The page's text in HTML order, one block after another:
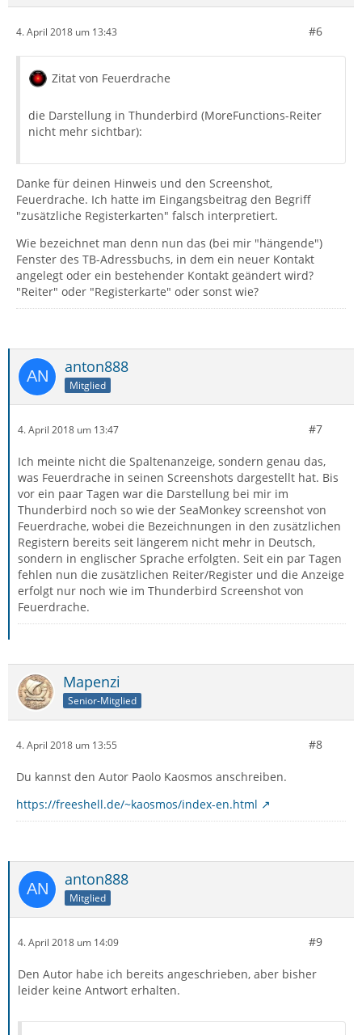
4. April 2018 um 13:43 #6
Zitat von Feuerdrache
die Darstellung in Thunderbird (MoreFunctions-Reiter
nicht mehr sichtbar):
Danke für deinen Hinweis und den Screenshot,
Feuerdrache. Ich hatte im Eingangsbeitrag den Begriff
"zusätzliche Registerkarten" falsch interpretiert.
Wie bezeichnet man denn nun das (bei mir "hängende")
Fenster des TB-Adressbuchs, in dem ein neuer Kontakt
angelegt oder ein bestehender Kontakt geändert wird?
"Reiter" oder "Registerkarte" oder sonst wie?
anton888
Mitglied
4. April 2018 um 13:47 #7
Ich meinte nicht die Spaltenanzeige, sondern genau das,
was Feuerdrache in seinen Screenshots dargestellt hat. Bis
vor ein paar Tagen war die Darstellung bei mir im
Thunderbird noch so wie der SeaMonkey screenshot von
Feuerdrache, wobei die Bezeichnungen in den zusätzlichen
Registern bereits seit längerem nicht mehr in Deutsch,
sondern in englischer Sprache erfolgten. Seit ein par Tagen
fehlen nun die zusätzlichen Reiter/Register und die Anzeige
erfolgt nur noch wie im Thunderbird Screenshot von
Feuerdrache.
Mapenzi
Senior-Mitglied
4. April 2018 um 13:55 #8
Du kannst den Autor Paolo Kaosmos anschreiben.
https://freeshell.de/~kaosmos/index-en.html
anton888
Mitglied
4. April 2018 um 14:09 #9
Den Autor habe ich bereits angeschrieben, aber bisher
leider keine Antwort erhalten.